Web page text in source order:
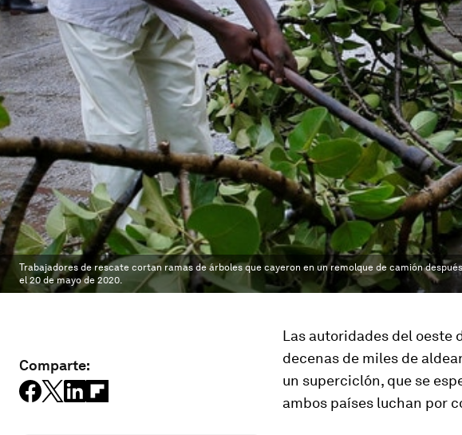
Trabajadores de rescate cortan ramas de árboles que cayeron en un remolque de camión
el 20 de mayo de 2020.
Comparte:
Las autoridades del oeste
decenas de miles de
un superciclón, que se
ambos países luchan por